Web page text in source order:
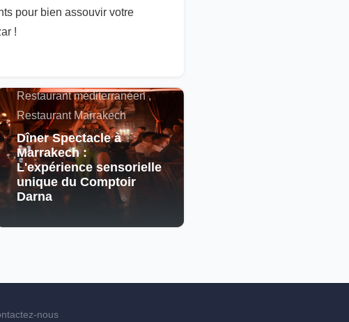
pour bien assouvir votre
!
Restaurant méditerranéen ,
Restaurant Marrakech
Dîner Spectacle à
Marrakech :
L'expérience sensorielle
unique du Comptoir
Darna
nous